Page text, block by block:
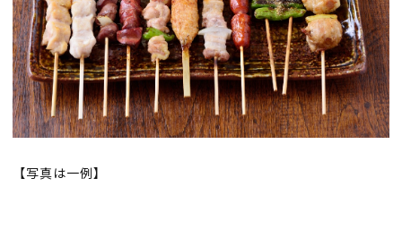
【写真は一例】